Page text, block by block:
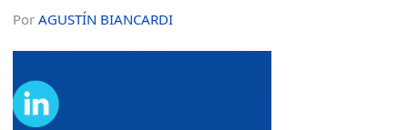
Por AGUSTÍN BIANCARDI